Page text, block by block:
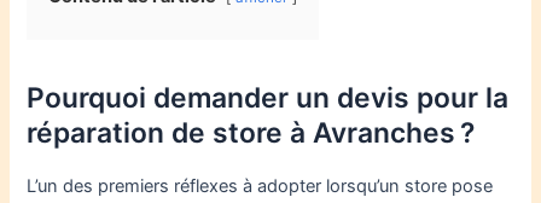
Pourquoi demander un devis pour la
réparation de store à Avranches ?
L’un des premiers réflexes à adopter lorsqu’un store pose